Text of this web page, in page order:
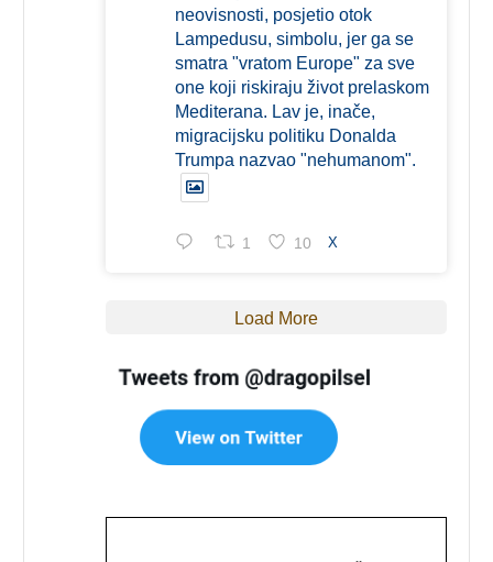
neovisnosti, posjetio otok
Lampedusu, simbolu, jer ga se
smatra "vratom Europe" za sve
one koji riskiraju život prelaskom
Mediterana. Lav je, inače,
migracijsku politiku Donalda
Trumpa nazvao "nehumanom".
1 10 X
Load More